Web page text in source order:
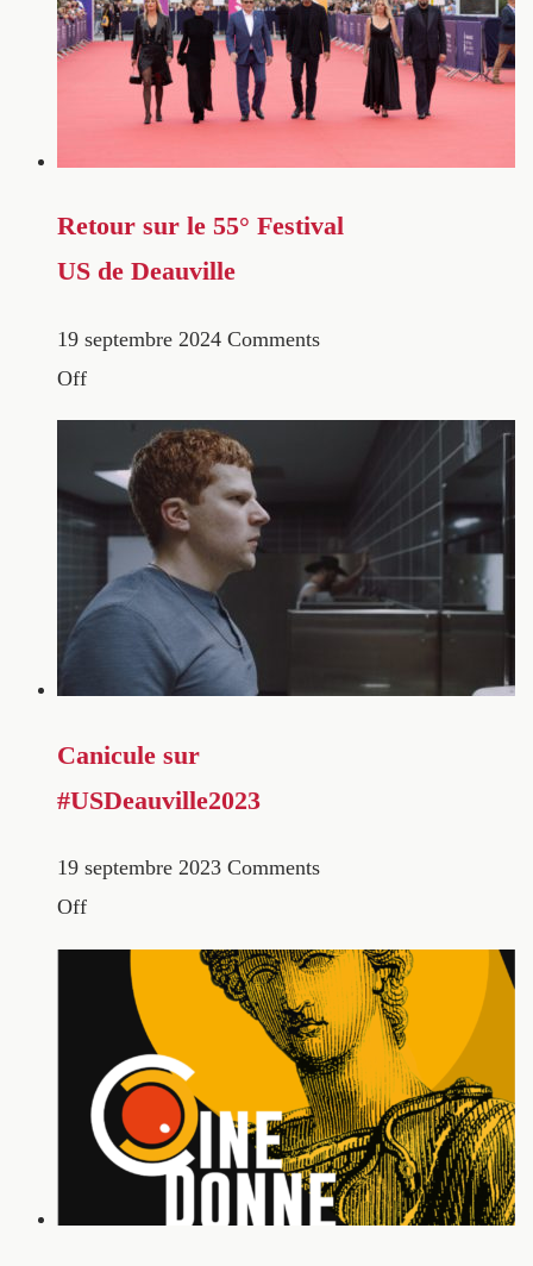
Retour sur le 55° Festival
US de Deauville
19 septembre 2024 Comments
Off
Canicule sur
#USDeauville2023
19 septembre 2023 Comments
Off